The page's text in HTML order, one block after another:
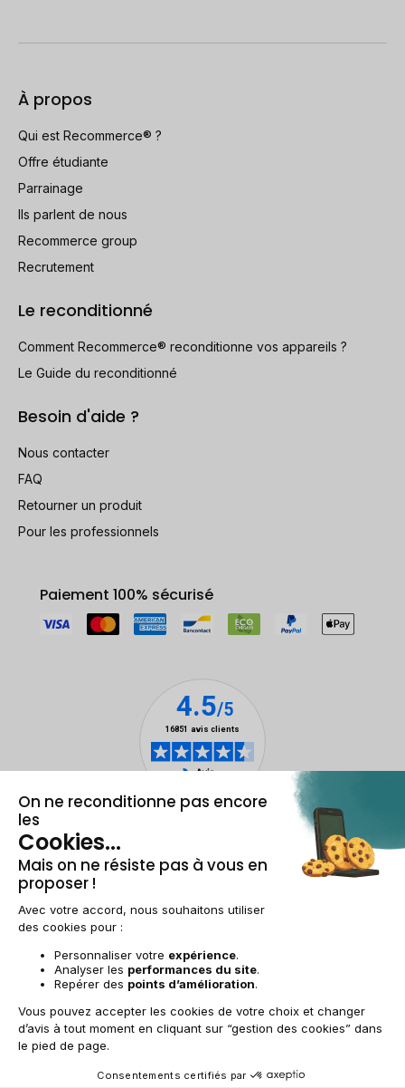
À propos
Qui est Recommerce® ?
Offre étudiante
Parrainage
Ils parlent de nous
Recommerce group
Recrutement
Le reconditionné
Comment Recommerce® reconditionne vos appareils ?
Le Guide du reconditionné
Besoin d'aide ?
Nous contacter
FAQ
Retourner un produit
Pour les professionnels
Paiement 100% sécurisé
Mentions légales & CGU
Conditions générales de venteDonnées personnelles
AccessibilitéPlan du site
BE-FR | €